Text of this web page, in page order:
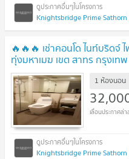
Knightsbridge Prime
🔥🔥🔥 เช่าคอนโด ไนท์บริดจ์
ทุ่งมหาเมฆ เขต สาทร กรุงเท
@connexproperty ตอบทันที
1 ห้องนอน
Knightsbridge Prime